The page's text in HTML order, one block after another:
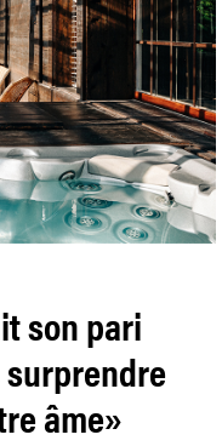
son pari
âme»